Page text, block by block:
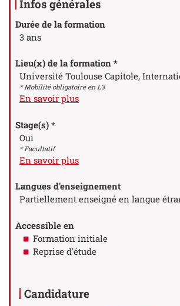
Infos générales
Durée de la formation
3 ans
Lieu(x) de la formation *
Université Toulouse Capitole,
* Mobilité obligatoire en L3
En savoir plusà propos des Lieu(x) de
Stage(s) *
Oui
* Facultatif
En savoir plusà propos des Stage(s)
Langues d'enseignement
Partiellement enseigné en langue
Accessible en
Formation initiale
Reprise d'étude
Candidature